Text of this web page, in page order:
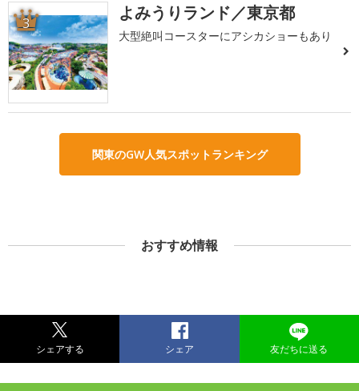
3 よみうりランド／東京都
大型絶叫コースターにアシカショーもあり
関東のGW人気スポットランキング
おすすめ情報
シェアする シェア 友だちに送る